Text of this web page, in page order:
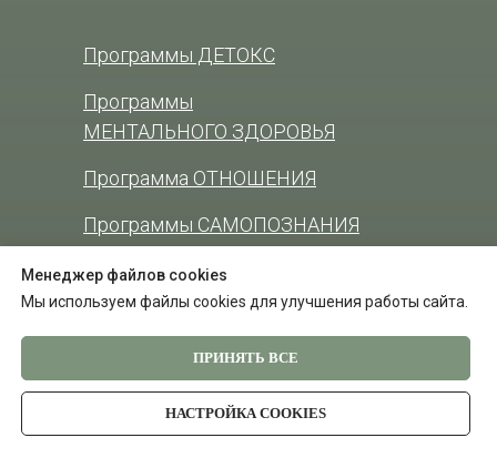
Массаж
Программы ДЕТОКС
Программы
МЕНТАЛЬНОГО ЗДОРОВЬЯ
Программа ОТНОШЕНИЯ
Программы САМОПОЗНАНИЯ
Йога
Глина Холл
Менеджер файлов cookies
Мы используем файлы cookies для улучшения работы сайта.
ПРИНЯТЬ ВСЕ
НАСТРОЙКА COOKIES